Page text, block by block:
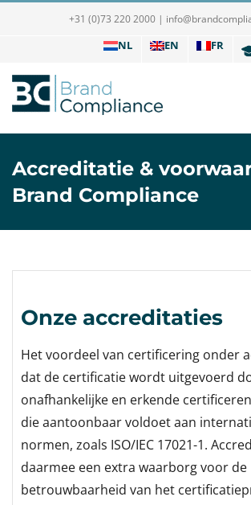
+31 (0)73 220 2000 |
NL EN FR
Accreditatie &
Brand Compliance
Onze accreditaties
Het voordeel van certificering onder
dat de certificatie wordt uitgevoerd
onafhankelijke en erkende
die aantoonbaar voldoet aan
normen, zoals ISO/IEC 17021-1.
daarmee een extra waarborg voor de
betrouwbaarheid van het